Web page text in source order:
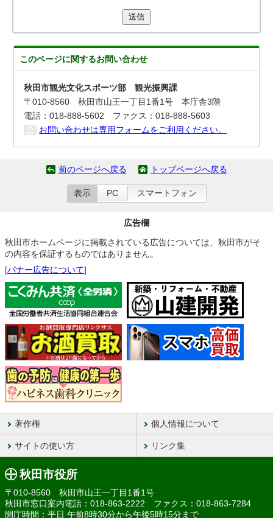
送信
このページに関するお問い合わせ
秋田市観光文化スポーツ部 観光振興課
〒010-8560 秋田市山王一丁目1番1号 本庁舎3階
電話：018-888-5602 ファクス：018-888-5603
お問い合わせは専用フォームをご利用ください。
前のページへ戻る トップページへ戻る
表示 PC スマートフォン
広告欄
秋田市ホームページに掲載されている広告については、秋田市がそ
の内容を保証するものではありません。
[バナー広告について]
著作権 個人情報について
サイトの使い方 リンク集
秋田市役所
〒010-8560 秋田市山王一丁目1番1号
秋田市窓口案内電話：018-863-2222 ファクス：018-863-7284
開庁時間：平日 午前8時30分から午後5時15分まで